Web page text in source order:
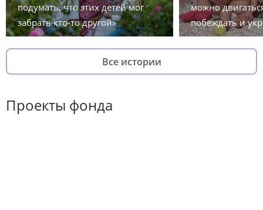
подумать, что этих детей мог
забрать кто-то другой»
можно
побеждать и
Все истории
Проекты фонда